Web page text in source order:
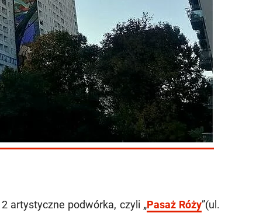
artystyczne podwórka, czyli „Pasaż Róży”(ul.